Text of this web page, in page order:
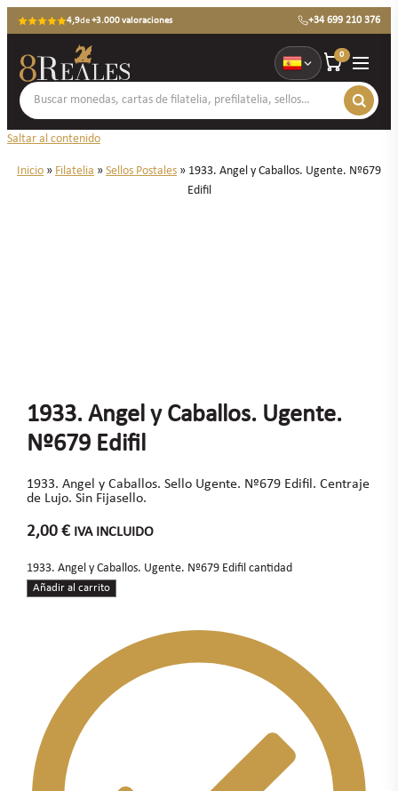
4,9de+3.000 valoraciones +34 699 210 376
0
Saltar al contenido
Inicio » Filatelia » Sellos Postales » 1933. Angel y Caballos. Ugente. Nº679
Edifil
1933. Angel y Caballos. Ugente.
Nº679 Edifil
1933. Angel y Caballos. Sello Ugente. Nº679 Edifil. Centraje
de Lujo. Sin Fijasello.
2,00 € IVA INCLUIDO
1933. Angel y Caballos. Ugente. Nº679 Edifil cantidad
Añadir al carrito